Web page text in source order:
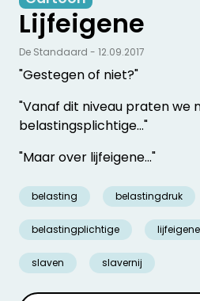
Lijfeigene
"Gestegen of niet?"
"Vanaf dit niveau praten we
belastingsplichtige..."
"Maar over lijfeigene..."
belasting belastingdruk
belastingplichtige lijfeigene
slaven slavernij
De Standaard - 12.09.2017